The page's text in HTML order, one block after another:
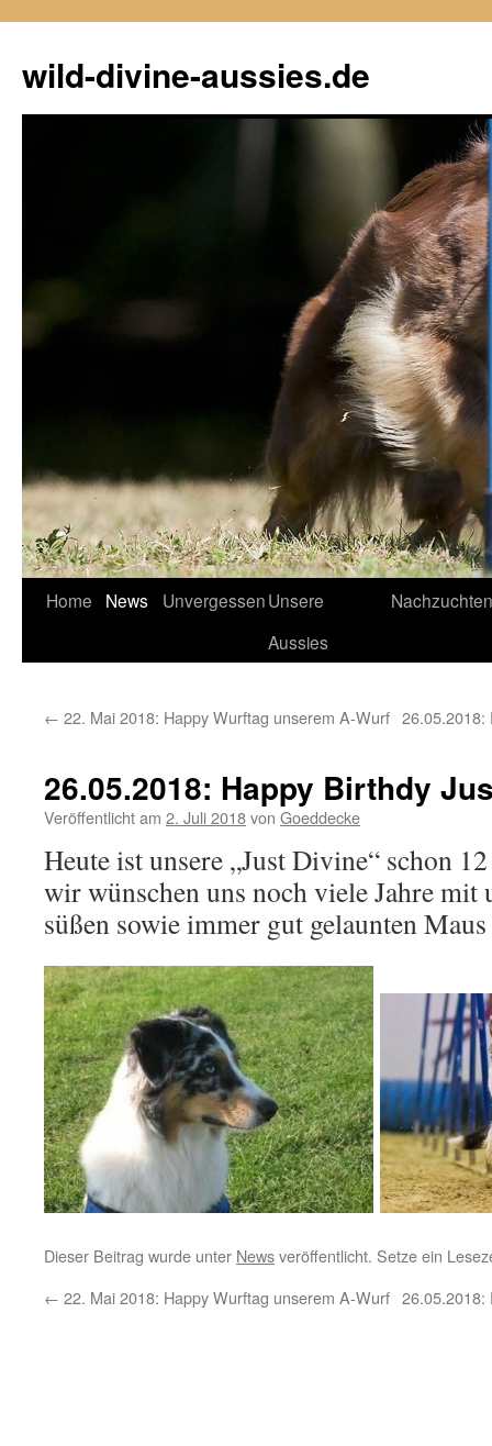
springen
wild-divine-aussies.de
Home News UnvergessenUnsere
Aussies
Nachzuchten
← 22. Mai 2018: Happy Wurftag unserem A-Wurf 26.05.2018:
26.05.2018: Happy Birthdy
Veröffentlicht am 2. Juli 2018von Goeddecke
Heute ist unsere „Just Divine“ schon
wir wünschen uns noch viele Jahre mit
süßen sowie immer gut gelaunten
Dieser Beitrag wurde unter Newsveröffentlicht. Setze ein
← 22. Mai 2018: Happy Wurftag unserem A-Wurf 26.05.2018: